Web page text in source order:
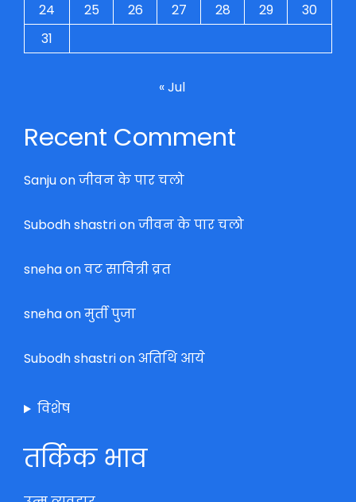
24
25 26 27 28 29
30
31
« Jul
Recent Comment
Sanjuonजीवन के पार चलो
Subodh shastrionजीवन के पार चलो
snehaonवट सावित्री व्रत
snehaonमुर्ती पुजा
Subodh shastrionअतिथि आये
विशेष
तर्किक भाव